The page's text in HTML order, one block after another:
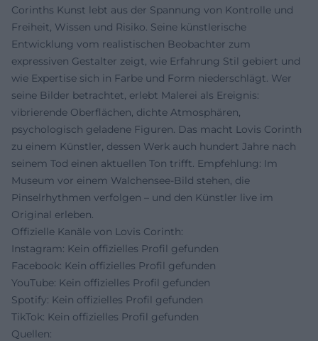
Corinths Kunst lebt aus der Spannung von Kontrolle und
Freiheit, Wissen und Risiko. Seine künstlerische
Entwicklung vom realistischen Beobachter zum
expressiven Gestalter zeigt, wie Erfahrung Stil gebiert und
wie Expertise sich in Farbe und Form niederschlägt. Wer
seine Bilder betrachtet, erlebt Malerei als Ereignis:
vibrierende Oberflächen, dichte Atmosphären,
psychologisch geladene Figuren. Das macht Lovis Corinth
zu einem Künstler, dessen Werk auch hundert Jahre nach
seinem Tod einen aktuellen Ton trifft. Empfehlung: Im
Museum vor einem Walchensee-Bild stehen, die
Pinselrhythmen verfolgen – und den Künstler live im
Original erleben.
Offizielle Kanäle von Lovis Corinth:
Instagram: Kein offizielles Profil gefunden
Facebook: Kein offizielles Profil gefunden
YouTube: Kein offizielles Profil gefunden
Spotify: Kein offizielles Profil gefunden
TikTok: Kein offizielles Profil gefunden
Quellen: